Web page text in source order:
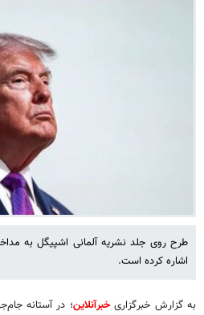
طرح روی جلد نشریه آلمانی اشپیگل به
اشاره کرده است.
به گزارش خبرگزاریخبرآنلاین؛ در آستانه